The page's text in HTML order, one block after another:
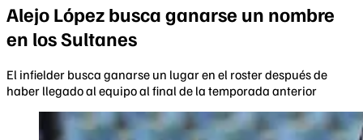
Alejo López busca ganarse un nombre
en los Sultanes
El infielder busca ganarse un lugar en el roster después de
haber llegado al equipo al final de la temporada anterior